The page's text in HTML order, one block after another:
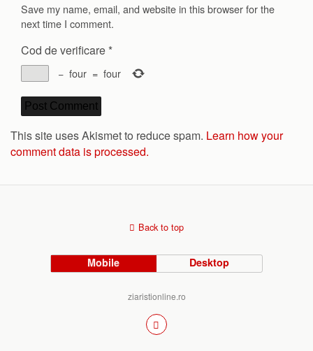
Save my name, email, and website in this browser for the
next time I comment.
Cod de verificare *
− four = four
This site uses Akismet to reduce spam. Learn how your
comment data is processed.
Back to top
Mobile Desktop
ziaristionline.ro